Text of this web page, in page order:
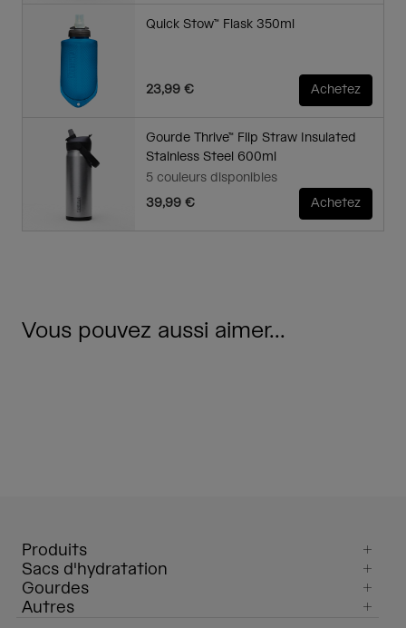
Quick Stow™ Flask 350ml
23,99 € Achetez
Gourde Thrive™ Flip Straw Insulated
Stainless Steel 600ml
5 couleurs disponibles
39,99 €
Achetez
Vous pouvez aussi aimer...
Produits
Sacs d'hydratation
Gourdes
Autres